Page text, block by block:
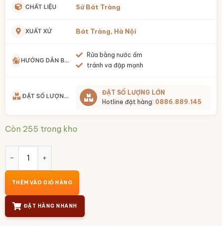
CHẤT LIỆU Sứ Bát Tràng
XUẤT XỨ Bát Tràng, Hà Nội
HƯỚNG DẪN BẢO QUẢN
Rửa bằng nước ấm
tránh va đập mạnh
ĐẶT SỐ LƯỢNG LỚN
ĐẶT SỐ LƯỢNG LỚN
Hotline đặt hàng: 0886.889.145
Còn 255 trong kho
THÊM VÀO GIỎ HÀNG
ĐẶT HÀNG NHANH